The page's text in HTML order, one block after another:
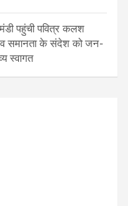
पहुंची पवित्र कलश
व समानता के संदेश को जन-
स्वागत